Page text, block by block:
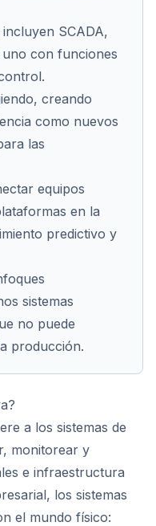
SCADA,
uno con funciones
creando
como nuevos
las
equipos
en la
predictivo y
sistemas
no puede
producción.
a los sistemas de
monitorear y
e infraestructura
los sistemas
el mundo físico: